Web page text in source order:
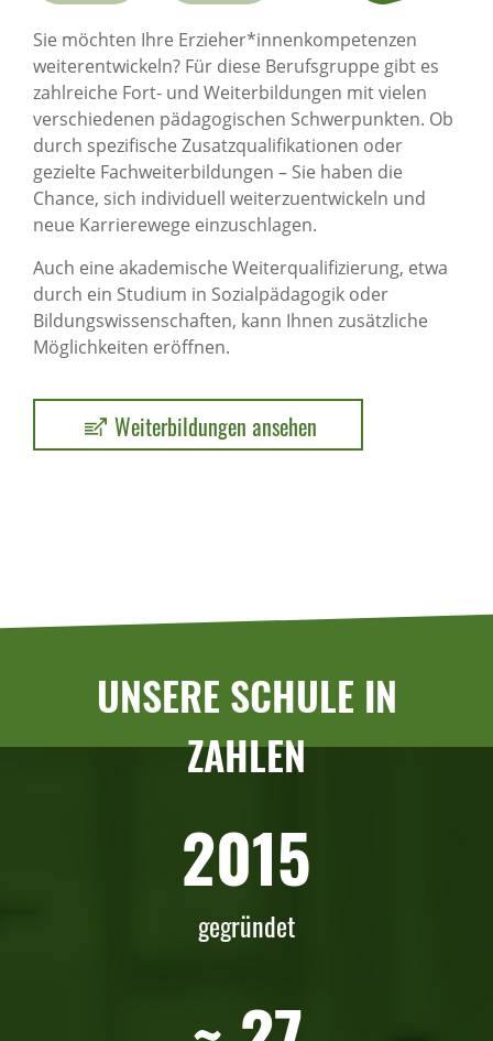
Sie möchten Ihre Erzieher*innenkompetenzen
weiterentwickeln? Für diese Berufsgruppe gibt es
zahlreiche Fort- und Weiterbildungen mit vielen
verschiedenen pädagogischen Schwerpunkten. Ob
durch spezifische Zusatzqualifikationen oder
gezielte Fachweiterbildungen – Sie haben die
Chance, sich individuell weiterzuentwickeln und
neue Karrierewege einzuschlagen.
Auch eine akademische Weiterqualifizierung, etwa
durch ein Studium in Sozialpädagogik oder
Bildungswissenschaften, kann Ihnen zusätzliche
Möglichkeiten eröffnen.
Weiterbildungen ansehen
UNSERE SCHULE IN
ZAHLEN
2015
gegründet